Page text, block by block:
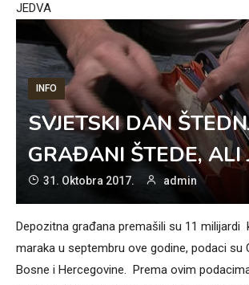
JEDVA
INFO
SVJETSKI DAN
GRAĐANI ŠTEDE, ALI
31. Oktobra 2017. admin
Depozitna građana premašili su 11 milijardi
maraka u septembru ove godine, podaci su
Bosne i Hercegovine. Prema ovim